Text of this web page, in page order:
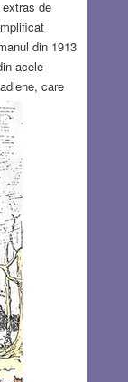
de
din 1913
acele
care
vălurită
COMMENTS